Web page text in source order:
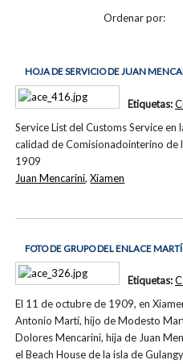
Ordenar por:
HOJA DE SERVICIO DE JUAN
Service List del Customs Service
calidad de Comisionadointerino de
1909
Etiquetas:
Juan Mencarini,Xiamen
FOTO DE GRUPO DEL ENLACE
El 11 de octubre de 1909, en
Antonio Martí, hijo de Modesto
Dolores Mencarini, hija de Juan
el Beach House de la isla de
Etiquetas: